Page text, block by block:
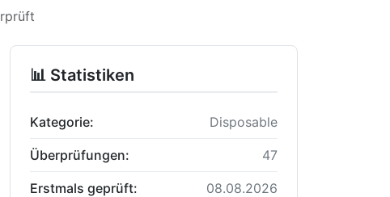
📊 Statistiken
Kategorie: Disposable
Überprüfungen: 47
Erstmals geprüft: 08.08.2026